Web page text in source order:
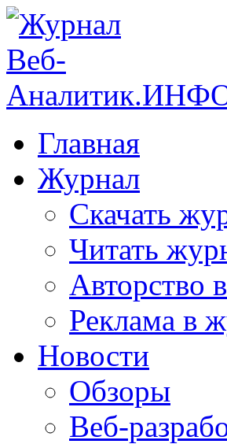
Главная
Журнал
Скачать
Читать
Авторство
Реклама в
Новости
Обзоры
Веб-